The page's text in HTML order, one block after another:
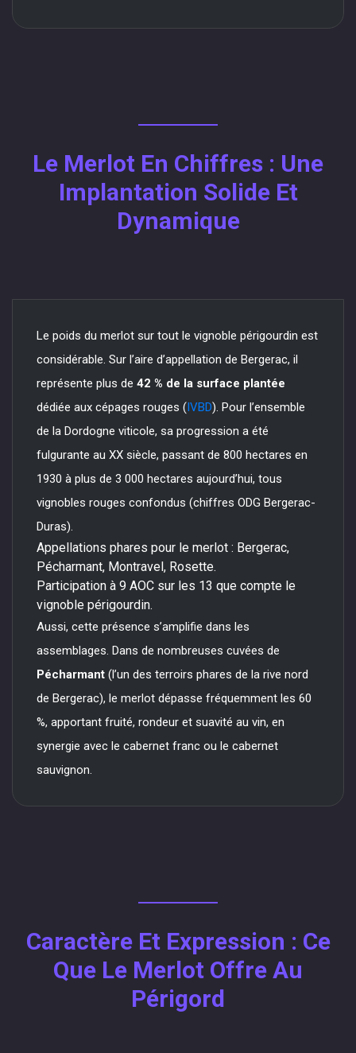
Le Merlot En Chiffres : Une
Implantation Solide Et
Dynamique
Le poids du merlot sur tout le vignoble périgourdin est
considérable. Sur l’aire d’appellation de Bergerac, il
représente plus de 42 % de la surface plantée
dédiée aux cépages rouges (IVBD). Pour l’ensemble
de la Dordogne viticole, sa progression a été
fulgurante au XX siècle, passant de 800 hectares en
1930 à plus de 3 000 hectares aujourd’hui, tous
vignobles rouges confondus (chiffres ODG Bergerac-
Duras).
Appellations phares pour le merlot : Bergerac,
Pécharmant, Montravel, Rosette.
Participation à 9 AOC sur les 13 que compte le
vignoble périgourdin.
Aussi, cette présence s’amplifie dans les
assemblages. Dans de nombreuses cuvées de
Pécharmant (l’un des terroirs phares de la rive nord
de Bergerac), le merlot dépasse fréquemment les 60
%, apportant fruité, rondeur et suavité au vin, en
synergie avec le cabernet franc ou le cabernet
sauvignon.
Caractère Et Expression : Ce
Que Le Merlot Offre Au
Périgord